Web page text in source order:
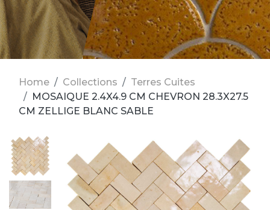
Home Collections
Terres Cuites
MOSAIQUE 2.4X4.9 CM CHEVRON 28.3X27.5
CM ZELLIGE BLANC SABLE